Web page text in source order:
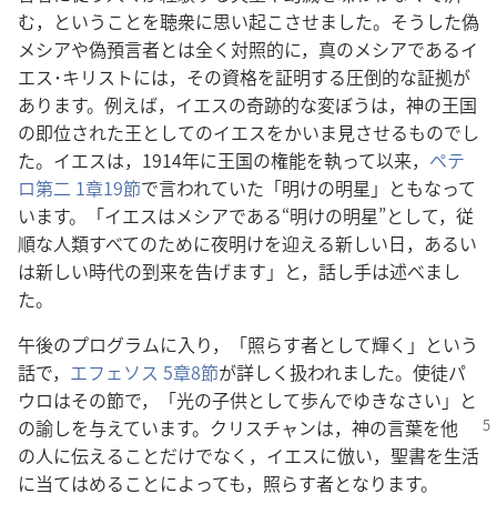
む，ということを聴衆に思い起こさせました。そうした偽
メシアや偽預言者とは全く対照的に，真のメシアであるイ
エス･キリストには，その資格を証明する圧倒的な証拠が
あります。例えば，イエスの奇跡的な変ぼうは，神の王国
の即位された王としてのイエスをかいま見させるものでし
た。イエスは，1914年に王国の権能を執って以来， ペテ
ロ第二 1章19節で言われていた「明けの明星」ともなって
います。「イエスはメシアである“明けの明星”として，従
順な人類すべてのために夜明けを迎える新しい日，あるい
は新しい時代の到来を告げます」と，話し手は述べまし
た。
午後のプログラムに入り，「照らす者として輝く」という
話で， エフェソス 5章8節が詳しく扱われました。使徒パ
ウロはその節で，「光の子供として歩んでゆきなさい」と
の諭しを与えています。クリスチャンは，神の言葉を他
の人に伝えることだけでなく，イエスに倣い，聖書を生活
に当てはめることによっても，照らす者となります。